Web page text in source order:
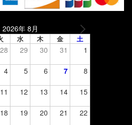
2026年 8月
水 木 金 土
28 29 30 31 1
4 5 6 7 8
11 12 13 14 15
18 19 20 21 22